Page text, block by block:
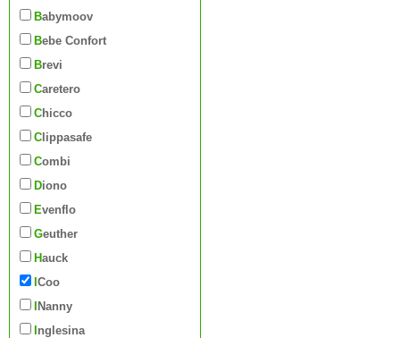
Babymoov
Bebe Confort
Brevi
Caretero
Chicco
Clippasafe
Combi
Diono
Evenflo
Geuther
Hauck
iCoo
iNanny
Inglesina